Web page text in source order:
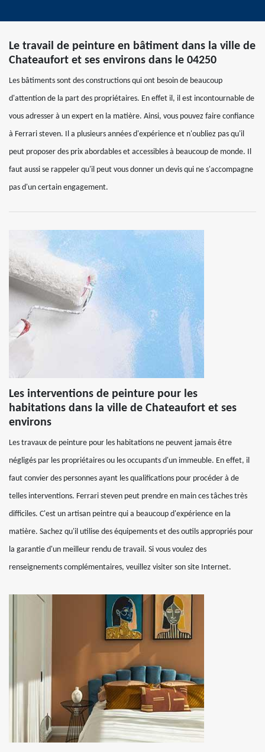
Le travail de peinture en bâtiment dans la ville de
Chateaufort et ses environs dans le 04250
Les bâtiments sont des constructions qui ont besoin de beaucoup
d'attention de la part des propriétaires. En effet il, il est incontournable de
vous adresser à un expert en la matière. Ainsi, vous pouvez faire confiance
à Ferrari steven. Il a plusieurs années d'expérience et n'oubliez pas qu'il
peut proposer des prix abordables et accessibles à beaucoup de monde. Il
faut aussi se rappeler qu'il peut vous donner un devis qui ne s'accompagne
pas d'un certain engagement.
Les interventions de peinture pour les
habitations dans la ville de Chateaufort et ses
environs
Les travaux de peinture pour les habitations ne peuvent jamais être
négligés par les propriétaires ou les occupants d'un immeuble. En effet, il
faut convier des personnes ayant les qualifications pour procéder à de
telles interventions. Ferrari steven peut prendre en main ces tâches très
difficiles. C'est un artisan peintre qui a beaucoup d'expérience en la
matière. Sachez qu'il utilise des équipements et des outils appropriés pour
la garantie d'un meilleur rendu de travail. Si vous voulez des
renseignements complémentaires, veuillez visiter son site Internet.